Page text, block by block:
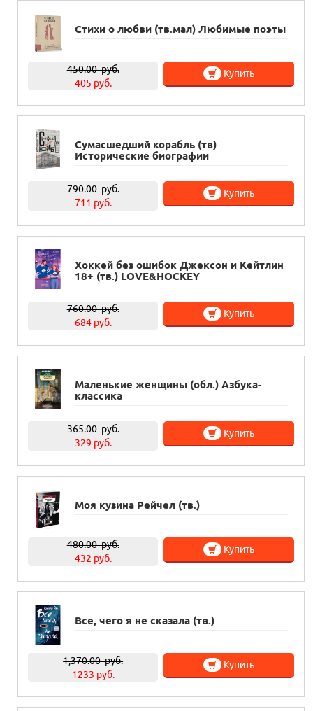
Стихи о любви (тв.мал) Любимые поэты
450.00руб.
405 руб.
Купить
Сумасшедший корабль (тв)
Исторические биографии
790.00руб.
711 руб.
Купить
Хоккей без ошибок Джексон и Кейтлин
18+ (тв.) LOVE&HOCKEY
760.00руб.
684 руб.
Купить
Маленькие женщины (обл.) Азбука-
классика
365.00руб.
329 руб.
Купить
Моя кузина Рейчел (тв.)
480.00руб.
432 руб.
Купить
Все, чего я не сказала (тв.)
1,370.00руб.
1233 руб.
Купить